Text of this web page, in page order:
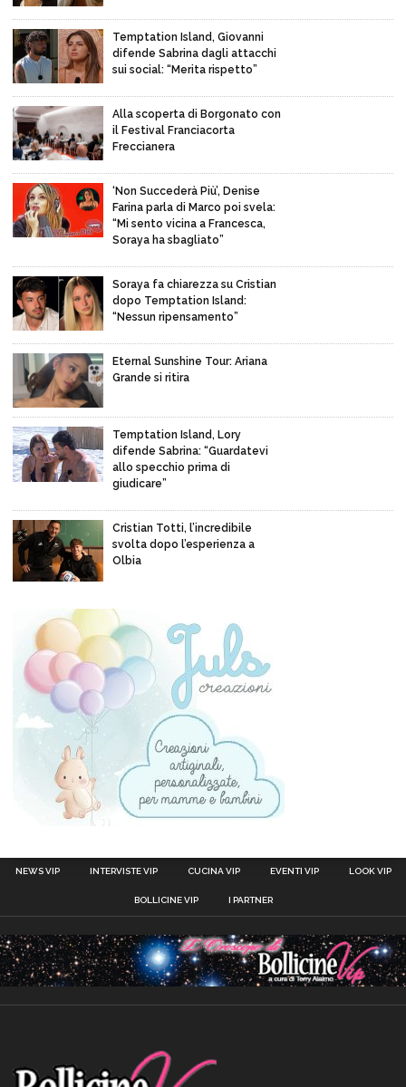
Temptation Island, Giovanni
difende Sabrina dagli attacchi
sui social: “Merita rispetto”
Alla scoperta di Borgonato con
il Festival Franciacorta
Freccianera
‘Non Succederà Più’, Denise
Farina parla di Marco poi svela:
“Mi sento vicina a Francesca,
Soraya ha sbagliato”
Soraya fa chiarezza su Cristian
dopo Temptation Island:
“Nessun ripensamento”
Eternal Sunshine Tour: Ariana
Grande si ritira
Temptation Island, Lory
difende Sabrina: “Guardatevi
allo specchio prima di
giudicare”
Cristian Totti, l’incredibile
svolta dopo l’esperienza a
Olbia
NEWS VIP INTERVISTE VIP CUCINA VIP EVENTI VIP LOOK VIP
BOLLICINE VIP I PARTNER